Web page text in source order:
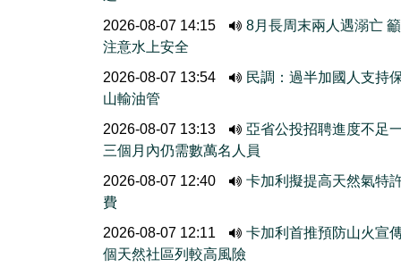
2026-08-07 14:15
8月長周末兩人遇溺亡
注意水上安全
2026-08-07 13:54
民調：過半加國人支持
山輸油管
2026-08-07 13:13
亞省公投招聘進度不
三個月內仍需數萬名人員
2026-08-07 12:40
卡加利擬提高天然氣特
費
2026-08-07 12:11
卡加利首推預防山火宣
個天然社區列較高風險